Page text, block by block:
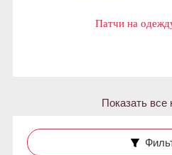
Патчи на
Показать все